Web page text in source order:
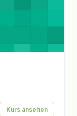
Kurs ansehen